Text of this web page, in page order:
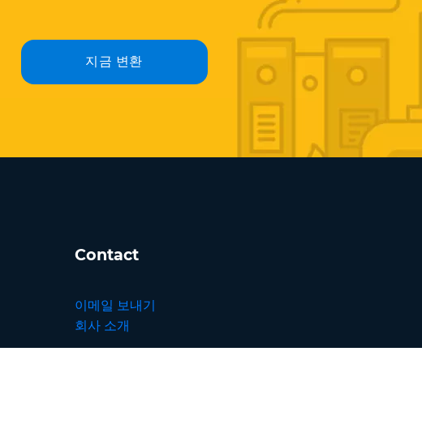
지금 변환
Contact
이메일 보내기
회사 소개